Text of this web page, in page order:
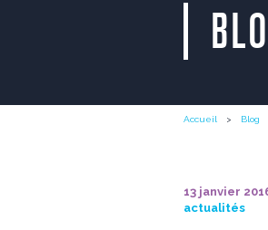
Accueil Blog
13 janvier
actualités